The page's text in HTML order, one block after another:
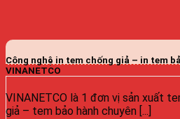
Công nghệ in tem chống giả – in tem
VINANETCO
VINANETCO là 1 đơn vị sản xuất
giả – tem bảo hành chuyên [...]